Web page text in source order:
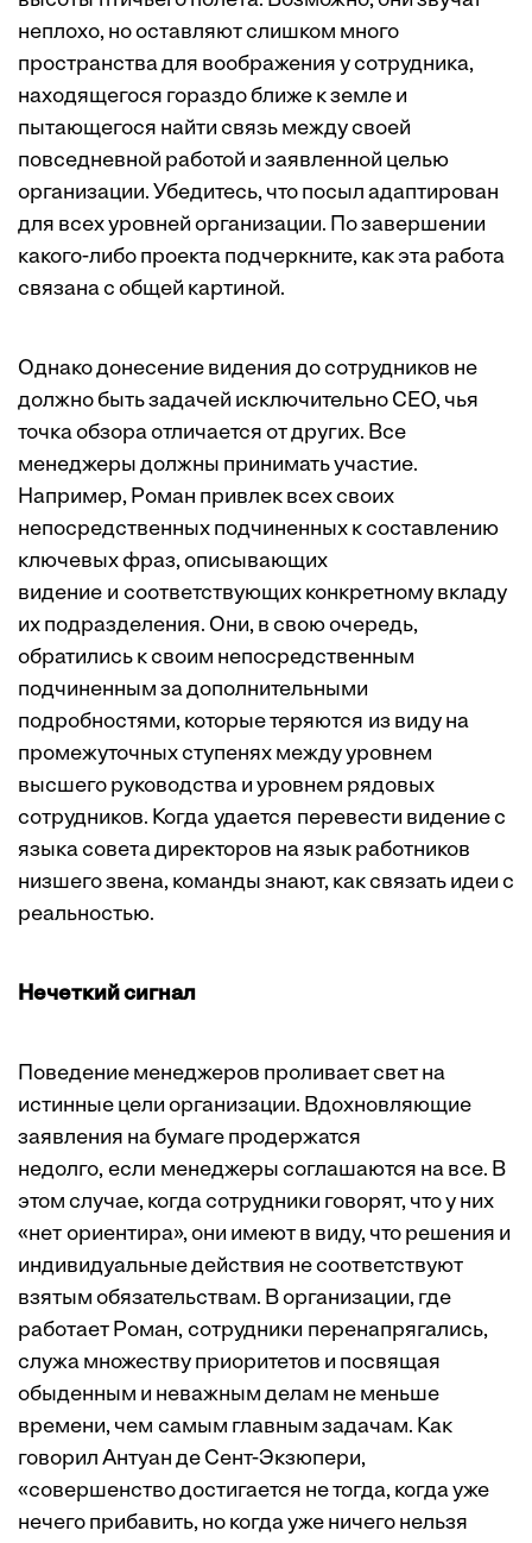
неплохо, но оставляют слишком много
пространства для воображения у сотрудника,
находящегося гораздо ближе к земле и
пытающегося найти связь между своей
повседневной работой и заявленной целью
организации. Убедитесь, что посыл адаптирован
для всех уровней организации. По завершении
какого-либо проекта подчеркните, как эта работа
связана с общей картиной.
Однако донесение видения до сотрудников не
должно быть задачей исключительно CEO, чья
точка обзора отличается от других. Все
менеджеры должны принимать участие.
Например, Роман привлек всех своих
непосредственных подчиненных к составлению
ключевых фраз, описывающих
видение и соответствующих конкретному вкладу
их подразделения. Они, в свою очередь,
обратились к своим непосредственным
подчиненным за дополнительными
подробностями, которые теряются из виду на
промежуточных ступенях между уровнем
высшего руководства и уровнем рядовых
сотрудников. Когда удается перевести видение с
языка совета директоров на язык работников
низшего звена, команды знают, как связать идеи с
реальностью.
Нечеткий сигнал
Поведение менеджеров проливает свет на
истинные цели организации. Вдохновляющие
заявления на бумаге продержатся
недолго, если менеджеры соглашаются на все. В
этом случае, когда сотрудники говорят, что у них
«нет ориентира», они имеют в виду, что решения и
индивидуальные действия не соответствуют
взятым обязательствам. В организации, где
работает Роман, сотрудники перенапрягались,
служа множеству приоритетов и посвящая
обыденным и неважным делам не меньше
времени, чем самым главным задачам. Как
говорил Антуан де Сент-Экзюпери,
«совершенство достигается не тогда, когда уже
нечего прибавить, но когда уже ничего нельзя